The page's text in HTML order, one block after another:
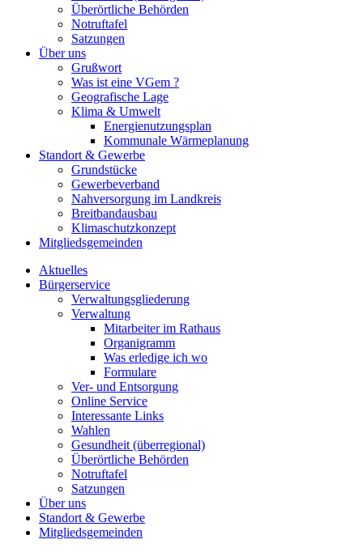
Überörtliche Behörden
Notruftafel
Satzungen
Über uns
Grußwort
Was ist eine VGem ?
Geografische Lage
Klima & Umwelt
Energienutzungsplan
Kommunale Wärmeplanung
Standort & Gewerbe
Grundstücke
Gewerbeverband
Nahversorgung im Landkreis
Breitbandausbau
Klimaschutzkonzept
Mitgliedsgemeinden
Aktuelles
Bürgerservice
Verwaltungsgliederung
Verwaltung
Mitarbeiter im Rathaus
Organigramm
Was erledige ich wo
Formulare
Ver- und Entsorgung
Online Service
Interessante Links
Wahlen
Gesundheit (überregional)
Überörtliche Behörden
Notruftafel
Satzungen
Über uns
Standort & Gewerbe
Mitgliedsgemeinden